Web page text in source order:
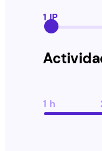
1 IP
1 h
Actividad